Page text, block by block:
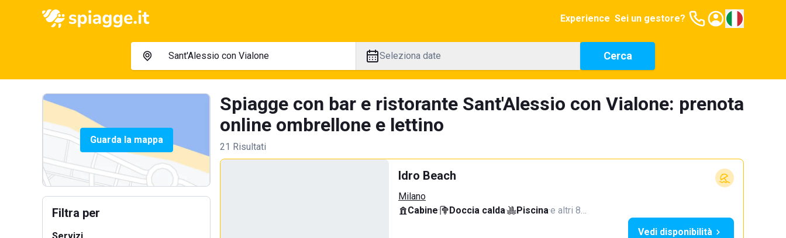
Experience Sei un gestore?
Seleziona date Cerca
Guarda la mappa
Filtra per
Spiagge con bar e ristorante Sant'Alessio con Vialone: prenota
online ombrellone e lettino
21 Risultati
Idro Beach
Milano
Cabine· Doccia calda· Piscina·e altri 8…
Vedi disponibilità